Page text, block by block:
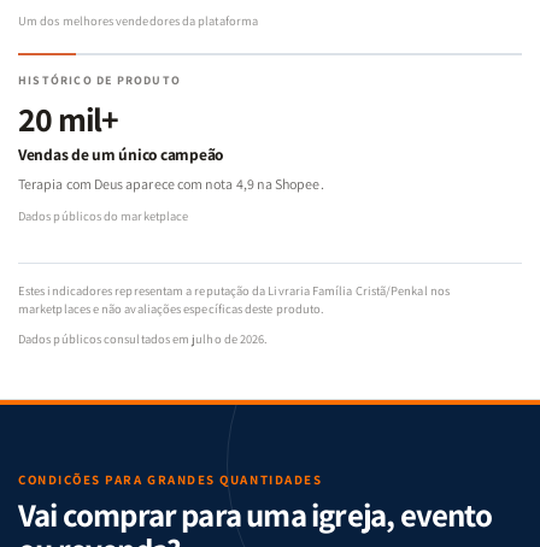
Um dos melhores vendedores da plataforma
HISTÓRICO DE PRODUTO
20 mil+
Vendas de um único campeão
Terapia com Deus aparece com nota 4,9 na Shopee.
Dados públicos do marketplace
Estes indicadores representam a reputação da Livraria Família Cristã/Penkal nos
marketplaces e não avaliações específicas deste produto.
Dados públicos consultados em julho de 2026.
CONDIÇÕES PARA GRANDES QUANTIDADES
Vai comprar para uma igreja, evento